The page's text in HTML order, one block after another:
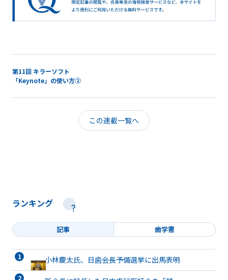
第11回 キラーソフト
「Keynote」の使い方②
この連載一覧へ
ランキング
記事 歯学書
小林慶太氏、日歯会長予備選挙に出馬表明